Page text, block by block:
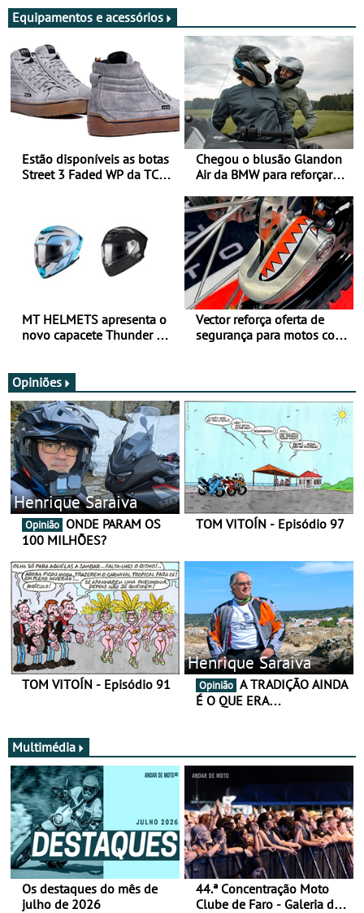
Equipamentos e acessórios
Estão disponíveis as botas
Street 3 Faded WP da TCX
Chegou o blusão Glandon
Air da BMW para reforçar
verão
MT HELMETS apresenta o
novo capacete Thunder 4 R
Vector reforça oferta de
segurança para motos com
Opiniões
Henrique Saraiva
Opinião
100 MILHÕES?
TOM VITOÍN - Episódio 97
TOM VITOÍN - Episódio 91
Henrique Saraiva
Opinião
É O QUE ERA…
Multimédia
Os destaques do mês de
julho de 2026
44.ª Concentração Moto
Clube de Faro - Galeria de